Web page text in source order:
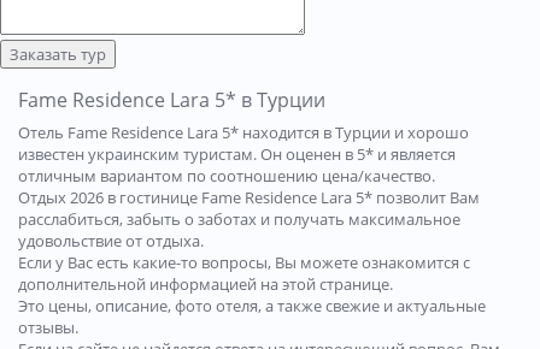
Заказать тур
Fame Residence Lara 5* в Турции
Отель Fame Residence Lara 5* находится в Турции и хорошо
известен украинским туристам. Он оценен в 5* и является
отличным вариантом по соотношению цена/качество.
Отдых 2026 в гостинице Fame Residence Lara 5* позволит Вам
расслабиться, забыть о заботах и получать максимальное
удовольствие от отдыха.
Если у Вас есть какие-то вопросы, Вы можете ознакомится с
дополнительной информацией на этой странице.
Это цены, описание, фото отеля, а также свежие и актуальные
отзывы.